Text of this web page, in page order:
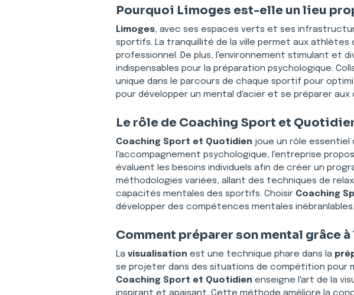
Pourquoi Limoges est-elle un lieu
Limoges, avec ses espaces verts et ses
sportifs. La tranquillité de la ville permet aux
professionnel. De plus, l'environnement stimulant et
indispensables pour la préparation psychologique.
unique dans le parcours de chaque sportif pour
pour développer un mental d'acier et se préparer
Le rôle de Coaching Sport et
Coaching Sport et Quotidien joue un rôle essentiel
l'accompagnement psychologique, l'entreprise
évaluent les besoins individuels afin de créer un
méthodologies variées, allant des techniques de
capacités mentales des sportifs. Choisir Coaching
développer des compétences mentales inébranlables.
Comment préparer son mental grâce
La visualisation est une technique phare dans la
se projeter dans des situations de compétition pour
Coaching Sport et Quotidien enseigne l'art de la